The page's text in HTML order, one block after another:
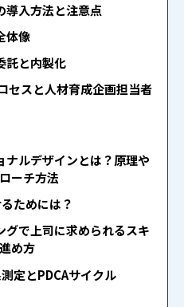
導入方法と注意点
体像
託と内製化
セスと人材育成企画担当者
ナルデザインとは？原理や
ーチ方法
ためには？
グで上司に求められるスキ
め方
定とPDCAサイクル